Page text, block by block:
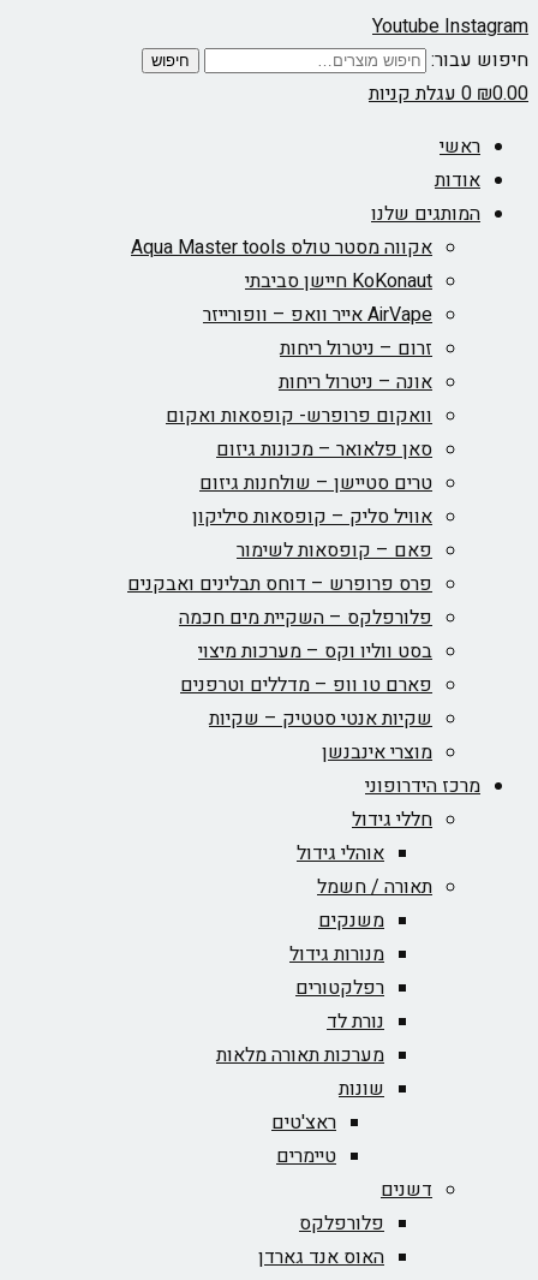
YoutubeInstagram
חיפוש עבור:
חיפוש
₪0.00
0עגלת קניות
ראשי
אודות
המותגים שלנו
אקווה מסטר טולס Aqua Master tools
KoKonaut חיישן סביבתי
AirVape אייר וואפ – וופורייזר
זרום – ניטרול ריחות
אונה – ניטרול ריחות
וואקום פרופרש- קופסאות ואקום
סאן פלאואר – מכונות גיזום
טרים סטיישן – שולחנות גיזום
אוויל סליק – קופסאות סיליקון
פאם – קופסאות לשימור
פרס פרופרש – דוחס תבלינים ואבקנים
פלורפלקס – השקיית מים חכמה
בסט ווליו וקס – מערכות מיצוי
פארם טו וופ – מדללים וטרפנים
שקיות אנטי סטטיק – שקיות
מוצרי אינבנשן
מרכז הידרופוני
חללי גידול
אוהלי גידול
תאורה / חשמל
משנקים
מנורות גידול
רפלקטורים
נורת לד
מערכות תאורה מלאות
שונות
ראצ'טים
טיימרים
דשנים
פלורפלקס
האוס אנד גארדן